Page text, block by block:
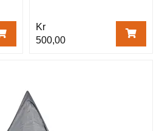
Kr
500,00